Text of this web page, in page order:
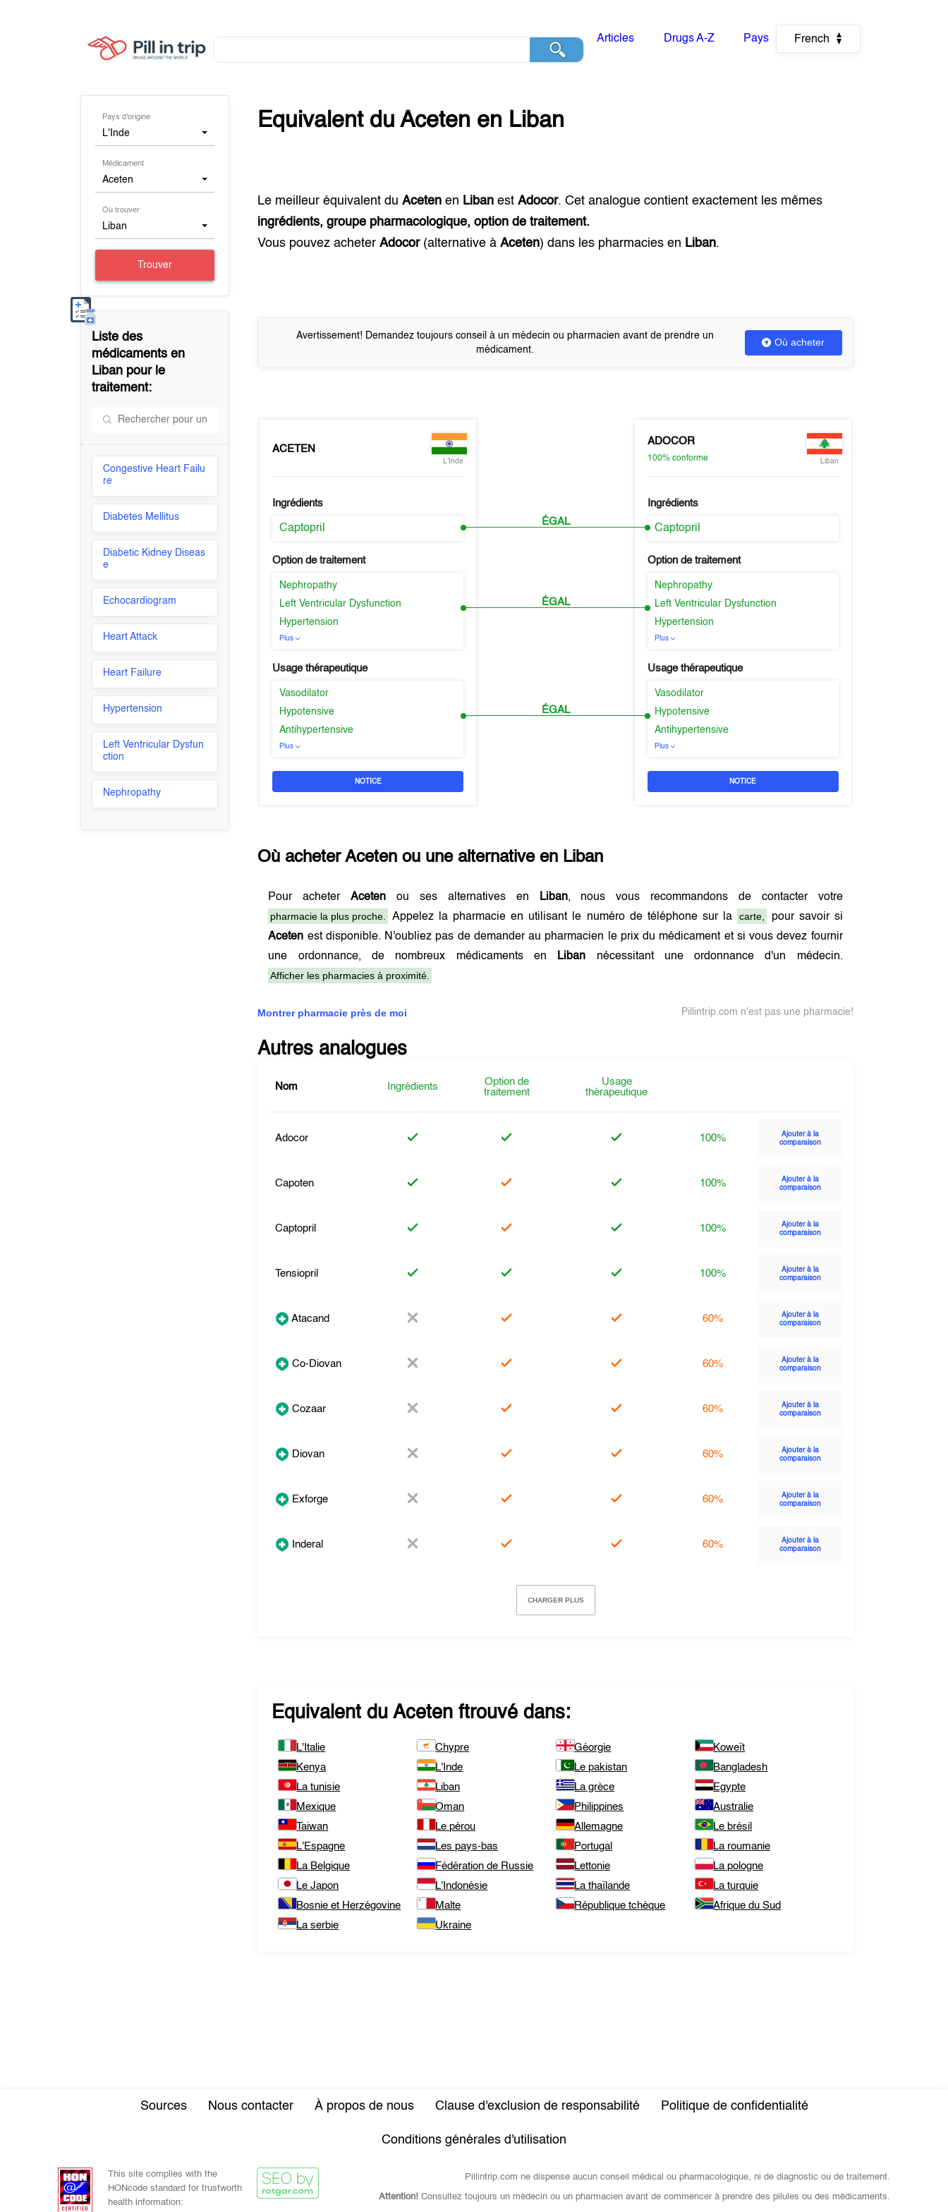
Articles Drugs A-Z Pays French
Pays d'origine
L'Inde
Médicament
Aceten
Où trouver
Liban
Trouver
Liste des
médicaments en
Liban pour le
traitement:
Congestive Heart Failu
re
Diabetes Mellitus
Diabetic Kidney Diseas
e
Echocardiogram
Heart Attack
Heart Failure
Hypertension
Left Ventricular Dysfun
ction
Nephropathy
Equivalent duAceten en Liban
Le meilleur équivalent duAceten en Liban estAdocor. Cet analogue contient exactement les mêmes
ingrédients, groupe pharmacologique, option de traitement.
Vous pouvez acheterAdocor(alternative àAceten) dans les pharmacies en Liban.
Avertissement! Demandez toujours conseil à un médecin ou pharmacien avant de prendre un
médicament.
Où acheter
ACETEN
L'Inde
Ingrédients
Captopril
Option de traitement
Nephropathy
Left Ventricular Dysfunction
Hypertension
Plus
Usage thérapeutique
Vasodilator
Hypotensive
Antihypertensive
Plus
NOTICE
ÉGAL
ÉGAL
ÉGAL
ADOCOR
100% conforme Liban
Ingrédients
Captopril
Option de traitement
Nephropathy
Left Ventricular Dysfunction
Hypertension
Plus
Usage thérapeutique
Vasodilator
Hypotensive
Antihypertensive
Plus
NOTICE
Où acheterAceten ou une alternative en Liban
Pour acheterAceten ou ses alternatives en Liban, nous vous recommandons de contacter votre
pharmacie la plus proche.
Appelez la pharmacie en utilisant le numéro de téléphone sur la carte,
pour savoir si
Aceten est disponible. N'oubliez pas de demander au pharmacien le prix du médicament et si vous devez fournir
une ordonnance, de nombreux médicaments en
Liban nécessitant une ordonnance d'un médecin.
Afficher les pharmacies à proximité.
Montrer pharmacie près de moi Pillintrip.com n'est pas une pharmacie!
Autres analogues
Nom Ingrédients
Option de
traitement
Usage
thérapeutique
Adocor 100%
Ajouter à la
comparaison
Capoten 100%
Ajouter à la
comparaison
Captopril 100%
Ajouter à la
comparaison
Tensiopril 100%
Ajouter à la
comparaison
Atacand 60%
Ajouter à la
comparaison
Co-Diovan 60%
Ajouter à la
comparaison
Cozaar 60%
Ajouter à la
comparaison
Diovan 60%
Ajouter à la
comparaison
Exforge 60%
Ajouter à la
comparaison
Inderal 60%
Ajouter à la
comparaison
CHARGER PLUS
Equivalent duAceten ftrouvé dans:
L'Italie Chypre Géorgie
Koweït
Kenya
L'Inde Le pakistan
Bangladesh
La tunisie
Liban La grèce
Egypte
Mexique
Oman Philippines
Australie
Taiwan
Le pérou Allemagne
Le brésil
L'Espagne
Les pays-bas Portugal
La roumanie
La Belgique
Fédération de Russie Lettonie
La pologne
Le Japon
L'Indonésie La thaïlande
La turquie
Bosnie et Herzégovine
Malte République tchèque
Afrique du Sud
La serbie
Ukraine
Sources Nous contacter À propos de nous Clause d'exclusion de responsabilité Politique de confidentialité
Conditions générales d'utilisation
This site complies with the
HONcode standard for trustworth
health information:
Pillintrip.com ne dispense aucun conseil médical ou pharmacologique, ni de diagnostic ou de traitement.
Attention! Consultez toujours un médecin ou un pharmacien avant de commencer à prendre des pilules ou des médicaments.